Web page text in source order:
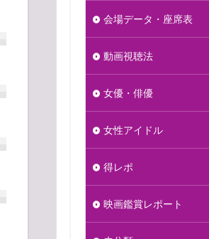
会場データ・座席表
動画視聴法
女優・俳優
女性アイドル
得レポ
映画鑑賞レポート